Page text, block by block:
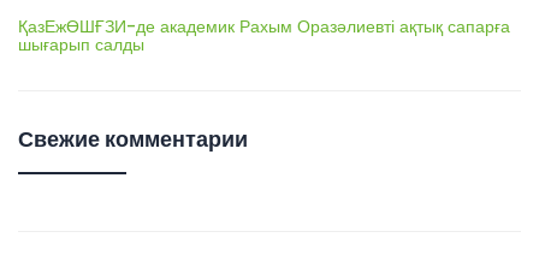
ҚазЕжӨШҒЗИ-де академик Рахым Оразәлиевті ақтық сапарға
шығарып салды
Свежие комментарии